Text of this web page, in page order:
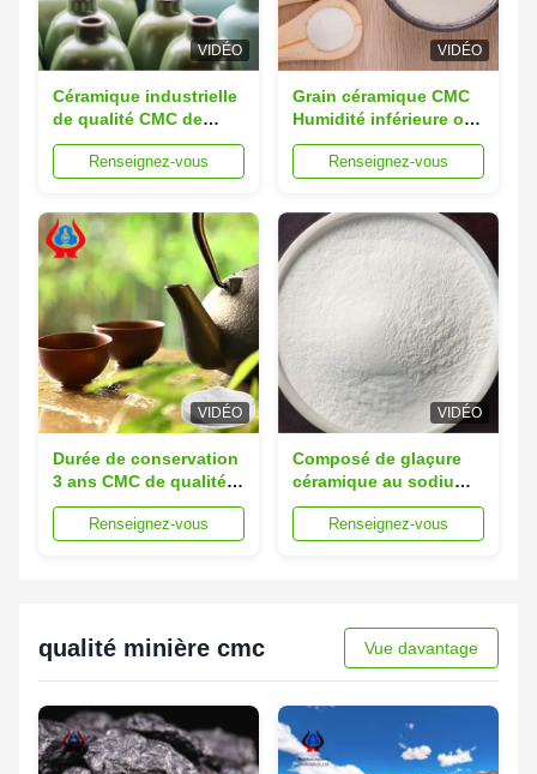
VIDÉO
Céramique industrielle
de qualité CMC de
qualité cellulose
Carboxymethyl sodium
Renseignez-vous
VIDÉO
Grain céramique CMC
Humidité inférieure ou
égale à 10% corps
céramique offrant une
sodium inférieure à
0,5% pour les
processus de
fabrication
Renseignez-vous
VIDÉO
Durée de conservation
3 ans CMC de qualité
céramique avec taille
de particule 99 pour
Renseignez-vous
VIDÉO
Composé de glaçure
céramique au sodium
carboxyméthyl
cellulose 99 pour cent
céramique
Renseignez-vous
qualité minière cmc Vue davantage